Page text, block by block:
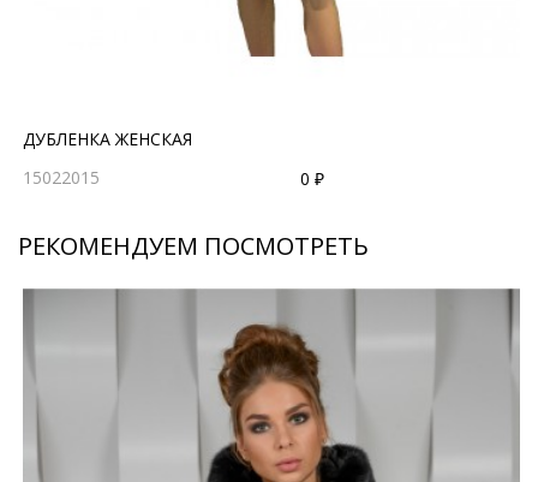
ДУБЛЕНКА ЖЕНСКАЯ
15022015
0 ₽
РЕКОМЕНДУЕМ ПОСМОТРЕТЬ